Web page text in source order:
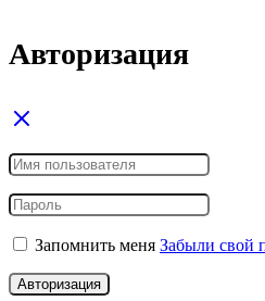
Авторизация
Запомнить меня Забыли свой
Авторизация